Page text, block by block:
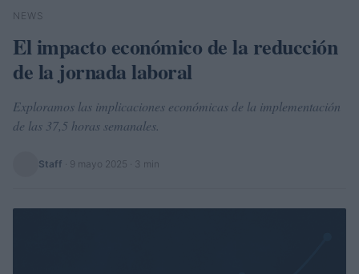
Buscar
NEWS
El impacto económico de la reducción
de la jornada laboral
Exploramos las implicaciones económicas de la implementación
de las 37,5 horas semanales.
Staff 9 mayo 2025 · 3 min